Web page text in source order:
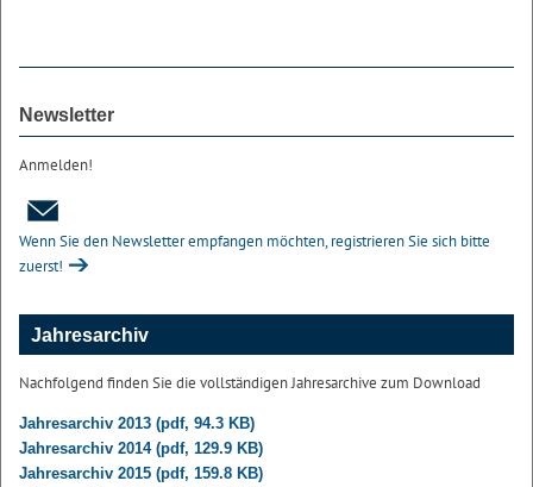
Newsletter
Anmelden!
Wenn Sie den Newsletter empfangen möchten, registrieren Sie sich bitte
zuerst!
Jahresarchiv
Nachfolgend finden Sie die vollständigen Jahresarchive zum Download
Jahresarchiv 2013 (pdf, 94.3 KB)
Jahresarchiv 2014 (pdf, 129.9 KB)
Jahresarchiv 2015 (pdf, 159.8 KB)